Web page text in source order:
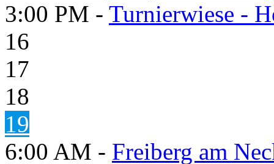
3:00 PM - Turnierwiese -
16
17
18
19
6:00 AM - Freiberg am